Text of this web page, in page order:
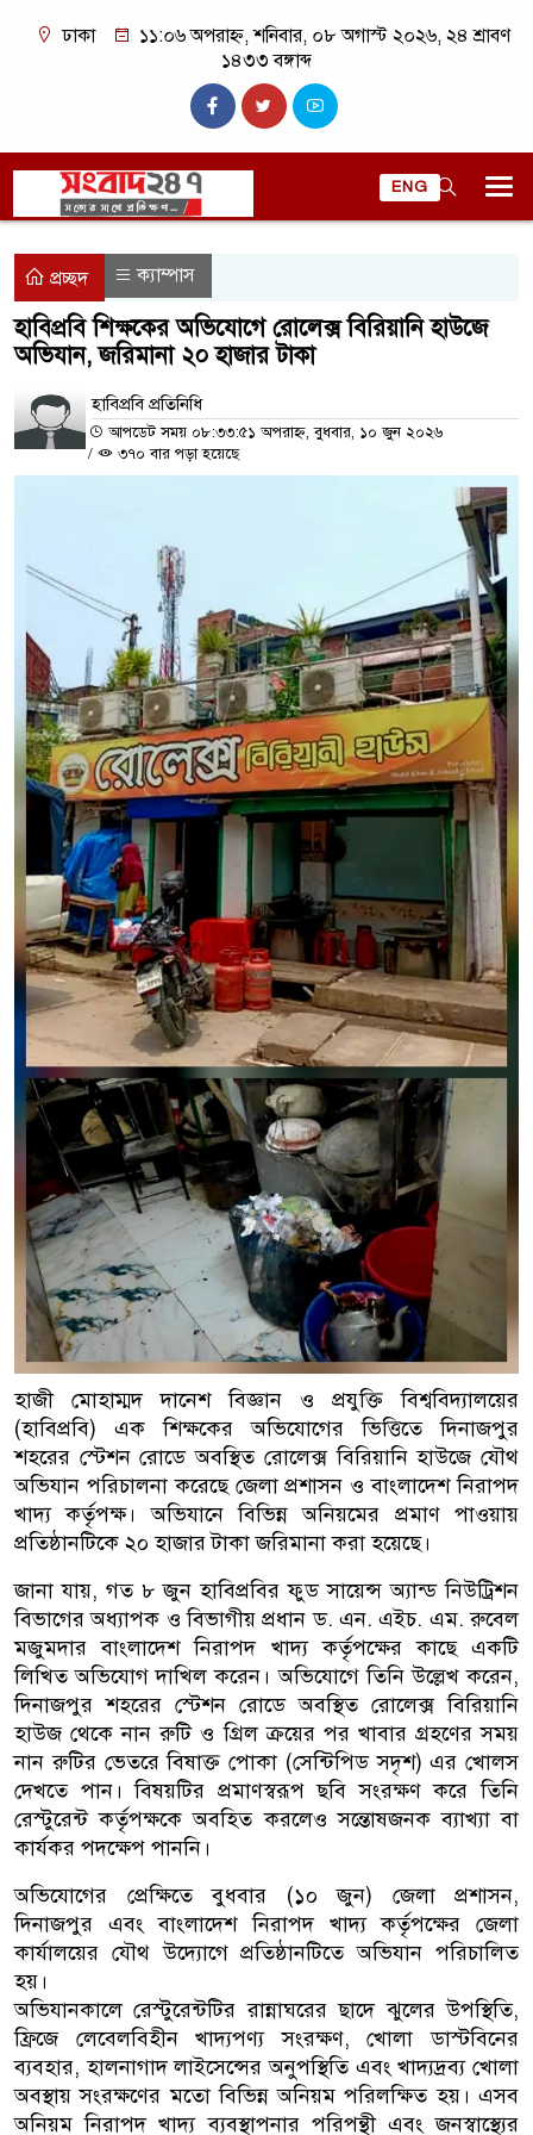
ঢাকা
১১:০৬ অপরাহ্ন, শনিবার, ০৮ অগাস্ট ২০২৬, ২৪ শ্রাবণ
১৪৩৩ বঙ্গাব্দ
ENG
প্রচ্ছদ ক্যাম্পাস
হাবিপ্রবি শিক্ষকের অভিযোগে রোলেক্স বিরিয়ানি হাউজে
অভিযান, জরিমানা ২০ হাজার টাকা
হাবিপ্রবি প্রতিনিধি
আপডেট সময় ০৮:৩৩:৫১ অপরাহ্ন, বুধবার, ১০ জুন ২০২৬
/
৩৭০ বার পড়া হয়েছে
হাজী মোহাম্মদ দানেশ বিজ্ঞান ও প্রযুক্তি বিশ্ববিদ্যালয়ের
(হাবিপ্রবি) এক শিক্ষকের অভিযোগের ভিত্তিতে দিনাজপুর
শহরের স্টেশন রোডে অবস্থিত রোলেক্স বিরিয়ানি হাউজে যৌথ
অভিযান পরিচালনা করেছে জেলা প্রশাসন ও বাংলাদেশ নিরাপদ
খাদ্য কর্তৃপক্ষ। অভিযানে বিভিন্ন অনিয়মের প্রমাণ পাওয়ায়
প্রতিষ্ঠানটিকে ২০ হাজার টাকা জরিমানা করা হয়েছে।
জানা যায়, গত ৮ জুন হাবিপ্রবির ফুড সায়েন্স অ্যান্ড নিউট্রিশন
বিভাগের অধ্যাপক ও বিভাগীয় প্রধান ড. এন. এইচ. এম. রুবেল
মজুমদার বাংলাদেশ নিরাপদ খাদ্য কর্তৃপক্ষের কাছে একটি
লিখিত অভিযোগ দাখিল করেন। অভিযোগে তিনি উল্লেখ করেন,
দিনাজপুর শহরের স্টেশন রোডে অবস্থিত রোলেক্স বিরিয়ানি
হাউজ থেকে নান রুটি ও গ্রিল ক্রয়ের পর খাবার গ্রহণের সময়
নান রুটির ভেতরে বিষাক্ত পোকা (সেন্টিপিড সদৃশ) এর খোলস
দেখতে পান। বিষয়টির প্রমাণস্বরূপ ছবি সংরক্ষণ করে তিনি
রেস্টুরেন্ট কর্তৃপক্ষকে অবহিত করলেও সন্তোষজনক ব্যাখ্যা বা
কার্যকর পদক্ষেপ পাননি।
অভিযোগের প্রেক্ষিতে বুধবার (১০ জুন) জেলা প্রশাসন,
দিনাজপুর এবং বাংলাদেশ নিরাপদ খাদ্য কর্তৃপক্ষের জেলা
কার্যালয়ের যৌথ উদ্যোগে প্রতিষ্ঠানটিতে অভিযান পরিচালিত
হয়।
অভিযানকালে রেস্টুরেন্টটির রান্নাঘরের ছাদে ঝুলের উপস্থিতি,
ফ্রিজে লেবেলবিহীন খাদ্যপণ্য সংরক্ষণ, খোলা ডাস্টবিনের
ব্যবহার, হালনাগাদ লাইসেন্সের অনুপস্থিতি এবং খাদ্যদ্রব্য খোলা
অবস্থায় সংরক্ষণের মতো বিভিন্ন অনিয়ম পরিলক্ষিত হয়। এসব
অনিয়ম নিরাপদ খাদ্য ব্যবস্থাপনার পরিপন্থী এবং জনস্বাস্থ্যের